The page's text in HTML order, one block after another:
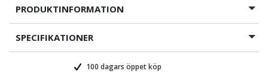
PRODUKTINFORMATION
SPECIFIKATIONER
100 dagars öppet köp